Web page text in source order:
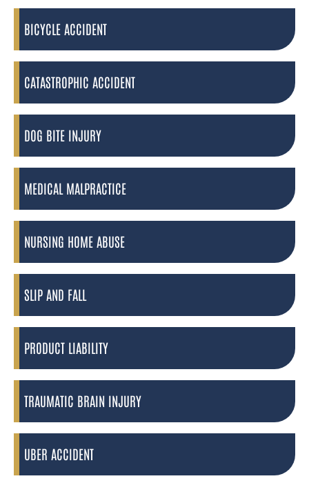
BICYCLE ACCIDENT
CATASTROPHIC ACCIDENT
DOG BITE INJURY
MEDICAL MALPRACTICE
NURSING HOME ABUSE
SLIP AND FALL
PRODUCT LIABILITY
TRAUMATIC BRAIN INJURY
UBER ACCIDENT